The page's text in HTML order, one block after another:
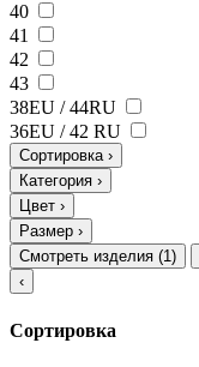
40
41
42
43
38ЕU / 44RU
36EU / 42 RU
Сортировка ›
Категория ›
Цвет ›
Размер ›
Смотреть изделия (1)
‹
Сортировка